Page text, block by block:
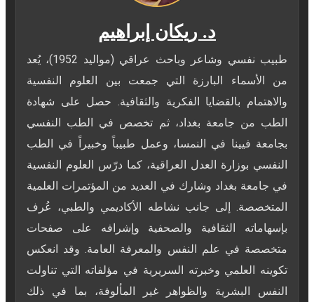
د. ريكان إبراهيم
طبيب نفسي وشاعر وباحث عراقي (مواليد 1952)، يُعد
من الأسماء البارزة التي جمعت بين العلوم النفسية
والاهتمام بالقضايا الفكرية والثقافية. حصل على شهادة
الطب من جامعة بغداد، ثم تخصص في الطب النفسي
بجامعة فيينا في النمسا، وعمل طبيباً وخبيراً في الطب
النفسي بوزارة العدل العراقية، كما درّس العلوم النفسية
في جامعة بغداد وشارك في العديد من المؤتمرات العلمية
المتخصصة. إلى جانب نشاطه الأكاديمي والطبي، عُرف
بإسهاماته الثقافية والصحفية وإشرافه على صفحات
متخصصة في علم النفس والمعرفة العامة. وقد انعكس
تكوينه العلمي وخبرته السريرية في مؤلفاته التي تناولت
النفس البشرية والظواهر غير المألوفة، بما في ذلك